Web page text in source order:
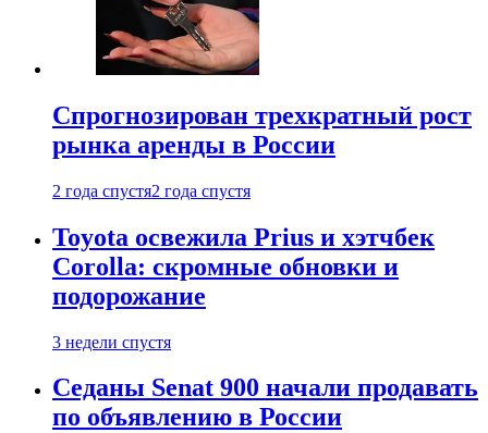
Спрогнозирован трехкратный рост
рынка аренды в России
2 года спустя2 года спустя
Toyota освежила Prius и хэтчбек
Corolla: скромные обновки и
подорожание
3 недели спустя
Седаны Senat 900 начали продавать
по объявлению в России